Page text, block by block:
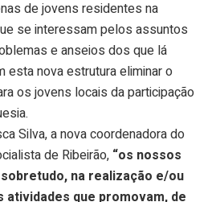
de jovens residentes na
se interessam pelos assuntos
e anseios dos que lá
esta nova estrutura eliminar o
os jovens locais da participação
Silva, a nova coordenadora do
de Ribeirão, “os nossos
na realização e/ou
atividades que promovam, de